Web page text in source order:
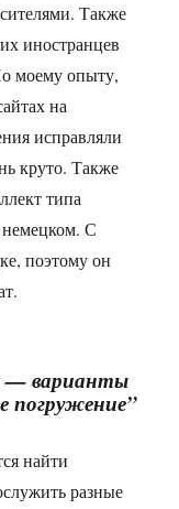
Также
иностранцев
моему опыту,
на
исправляли
круто. Также
типа
немецком. С
поэтому он
— варианты
погружение”
найти
разные